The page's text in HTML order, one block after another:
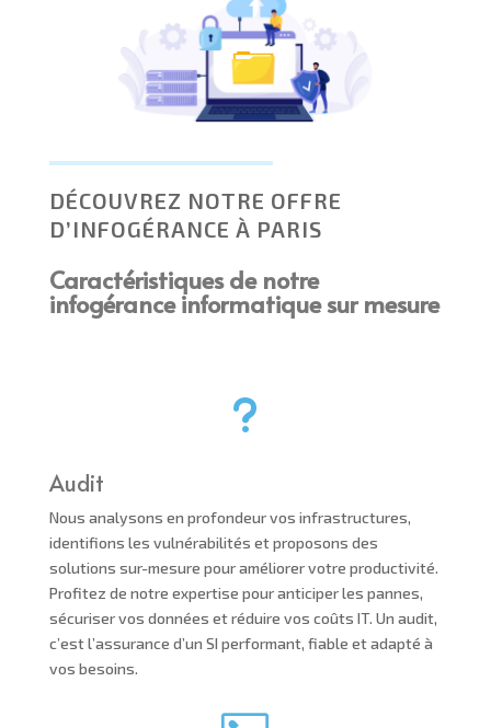
DÉCOUVREZ NOTRE OFFRE
D’INFOGÉRANCE À PARIS
Caractéristiques de notre
infogérance informatique sur mesure
u
Audit
Nous analysons en profondeur vos infrastructures,
identifions les vulnérabilités et proposons des
solutions sur-mesure pour améliorer votre productivité.
Profitez de notre expertise pour anticiper les pannes,
sécuriser vos données et réduire vos coûts IT. Un audit,
c’est l’assurance d’un SI performant, fiable et adapté à
vos besoins.